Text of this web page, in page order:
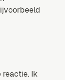
reactie. Ik